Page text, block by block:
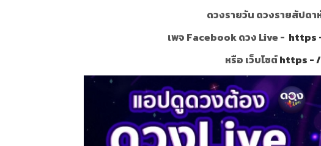
ดวงรายวัน ดวงรายสัปด
เพจ Facebook ดวง Live - https
หรือ เว็บไซต์https -